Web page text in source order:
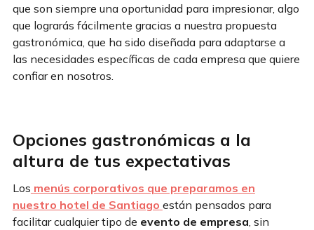
que son siempre una oportunidad para impresionar, algo
que lograrás fácilmente gracias a nuestra propuesta
gastronómica, que ha sido diseñada para adaptarse a
las necesidades específicas de cada empresa que quiere
confiar en nosotros.
Opciones gastronómicas a la
altura de tus expectativas
Los menús corporativos que preparamos en
nuestro hotel de Santiago están pensados para
facilitar cualquier tipo de evento de empresa, sin